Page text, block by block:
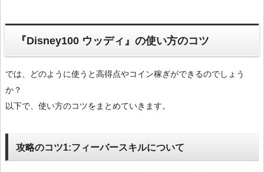
『Disney100 ウッディ』の使い方のコツ
では、どのように使うと高得点やコイン稼ぎができるのでしょう
か？
以下で、使い方のコツをまとめていきます。
攻略のコツ1:フィーバースキルについて